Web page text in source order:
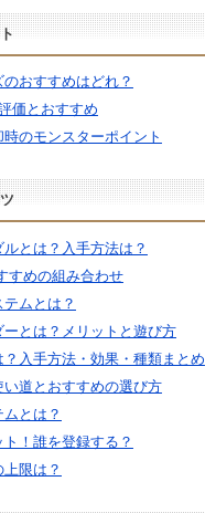
おすすめはどれ？
価とおすすめ
のモンスターポイント
とは？入手方法は？
すめの組み合わせ
ムとは？
とは？メリットと遊び方
入手方法・効果・種類まとめ
道とおすすめの選び方
とは？
！誰を登録する？
限は？